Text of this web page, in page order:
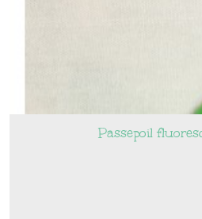
Passepoil